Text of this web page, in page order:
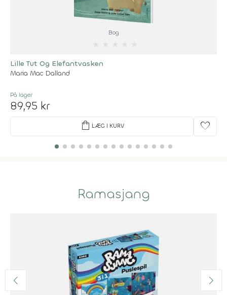
Bog
Lille Tut Og Elefantvasken
Maria Mac Dalland
På lager
89,95 kr
shopping_bag LÆG I KURV favorite
Ramasjang